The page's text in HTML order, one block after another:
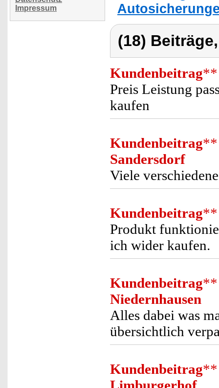
Impressum
(18)
Kundenbeitrag**
Preis Leistung
kaufen
Kundenbeitrag**
Sandersdorf
Viele
Kundenbeitrag**
Produkt
ich wider kaufen.
Kundenbeitrag**
Niedernhausen
Alles dabei was
übersichtlich
Kundenbeitrag**